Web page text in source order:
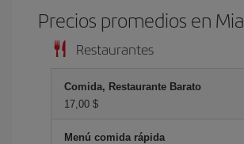
Precios promedios en
Restaurantes
Comida, Restaurante Barato
17,00 $
Menú comida rápida